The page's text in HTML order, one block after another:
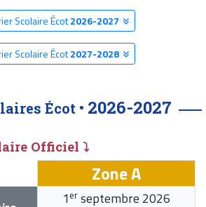
Scolaire Écot2026-2027
Scolaire Écot2027-2028
Écot • 2026-2027
Officiel ⤵
Zone A
1 er septembre 2026